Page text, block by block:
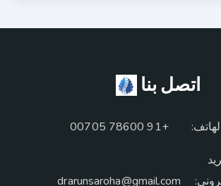
اتصل بنا
+91 78600 00705
drarunsaroha@gmail.com